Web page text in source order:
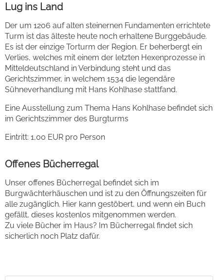
Lug ins Land
Der um 1206 auf alten steinernen Fundamenten errichtete
Turm ist das älteste heute noch erhaltene Burggebäude.
Es ist der einzige Torturm der Region. Er beherbergt ein
Verlies, welches mit einem der letzten Hexenprozesse in
Mitteldeutschland in Verbindung steht und das
Gerichtszimmer, in welchem 1534 die legendäre
Sühneverhandlung mit Hans Kohlhase stattfand.
Eine Ausstellung zum Thema Hans Kohlhase befindet sich
im Gerichtszimmer des Burgturms
Eintritt: 1,00 EUR pro Person
Offenes Bücherregal
Unser offenes Bücherregal befindet sich im
Burgwächterhäuschen und ist zu den Öffnungszeiten für
alle zugänglich. Hier kann gestöbert, und wenn ein Buch
gefällt, dieses kostenlos mitgenommen werden.
Zu viele Bücher im Haus? Im Bücherregal findet sich
sicherlich noch Platz dafür.